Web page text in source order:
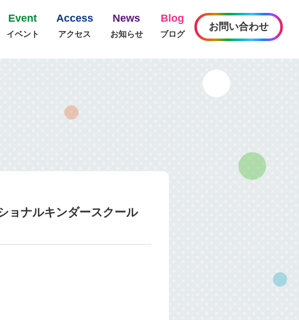
Event
イベント
Access
アクセス
News
お知らせ
Blog
ブログ
お問い合わせ
ョナルキンダースクール